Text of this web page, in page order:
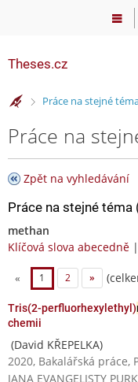
Theses.cz
>Práce na stejné
Práce na
Zpět na vyhledávání
Práce na stejné
methan
Klíčová slova abecedně |
« 1 2 »
Tris(2-perfluorhexylethyl)
chemii
(David KŘEPELKA)
2020, Bakalářská práce,
JANA EVANGELISTY